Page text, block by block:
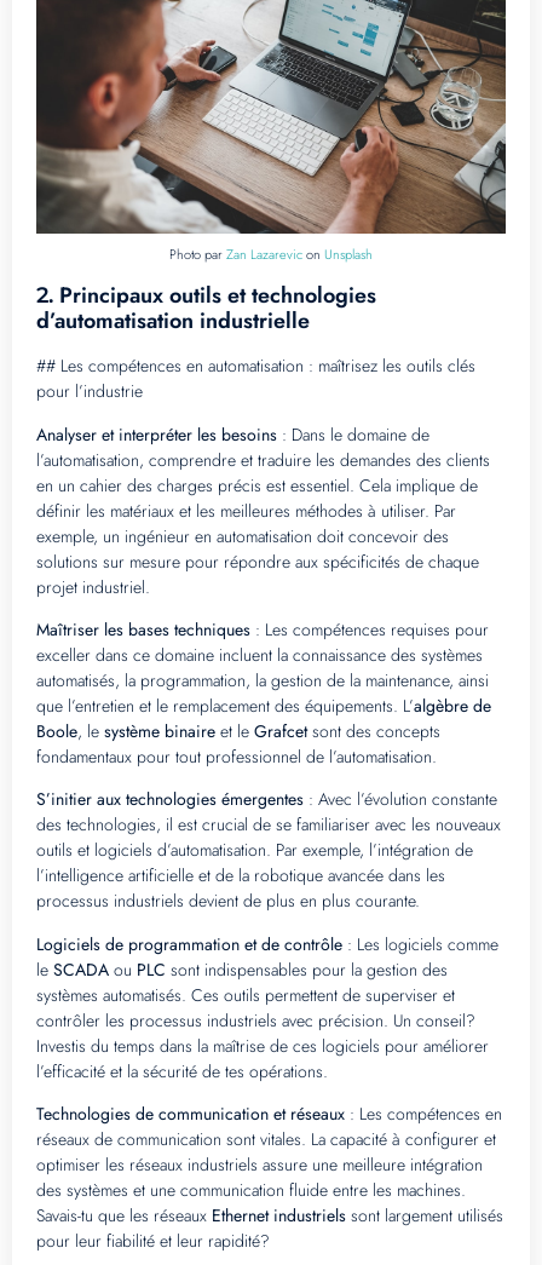
Photo parZan Lazarevicon Unsplash
2. Principaux outils et technologies
d’automatisation industrielle
## Les compétences en automatisation : maîtrisez les outils clés
pour l’industrie
Analyser et interpréter les besoins : Dans le domaine de
l’automatisation, comprendre et traduire les demandes des clients
en un cahier des charges précis est essentiel. Cela implique de
définir les matériaux et les meilleures méthodes à utiliser. Par
exemple, un ingénieur en automatisation doit concevoir des
solutions sur mesure pour répondre aux spécificités de chaque
projet industriel.
Maîtriser les bases techniques : Les compétences requises pour
exceller dans ce domaine incluent la connaissance des systèmes
automatisés, la programmation, la gestion de la maintenance, ainsi
que l’entretien et le remplacement des équipements. L’algèbre de
Boole, le système binaire et le Grafcetsont des concepts
fondamentaux pour tout professionnel de l’automatisation.
S’initier aux technologies émergentes : Avec l’évolution constante
des technologies, il est crucial de se familiariser avec les nouveaux
outils et logiciels d’automatisation. Par exemple, l’intégration de
l’intelligence artificielle et de la robotique avancée dans les
processus industriels devient de plus en plus courante.
Logiciels de programmation et de contrôle : Les logiciels comme
le SCADA ou PLC sont indispensables pour la gestion des
systèmes automatisés. Ces outils permettent de superviser et
contrôler les processus industriels avec précision. Un conseil?
Investis du temps dans la maîtrise de ces logiciels pour améliorer
l’efficacité et la sécurité de tes opérations.
Technologies de communication et réseaux : Les compétences en
réseaux de communication sont vitales. La capacité à configurer et
optimiser les réseaux industriels assure une meilleure intégration
des systèmes et une communication fluide entre les machines.
Savais-tu que les réseaux Ethernet industriels sont largement utilisés
pour leur fiabilité et leur rapidité?